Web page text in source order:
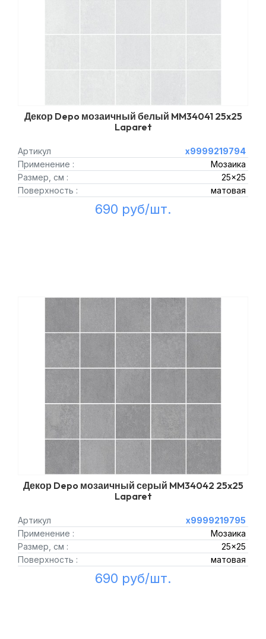
Декор Depo мозаичный белый MM34041 25x25
Laparet
Артикул
х9999219794
Применение :
Мозаика
Размер, см :
25x25
Поверхность :
матовая
690 руб/шт.
Декор Depo мозаичный серый MM34042 25x25
Laparet
Артикул
х9999219795
Применение :
Мозаика
Размер, см :
25x25
Поверхность :
матовая
690 руб/шт.